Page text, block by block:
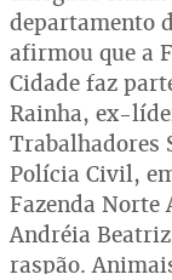
departamento
afirmou que a
Cidade faz
Rainha, ex-
Trabalhadores
Polícia Civil,
Fazenda Norte
Andréia
raspão.